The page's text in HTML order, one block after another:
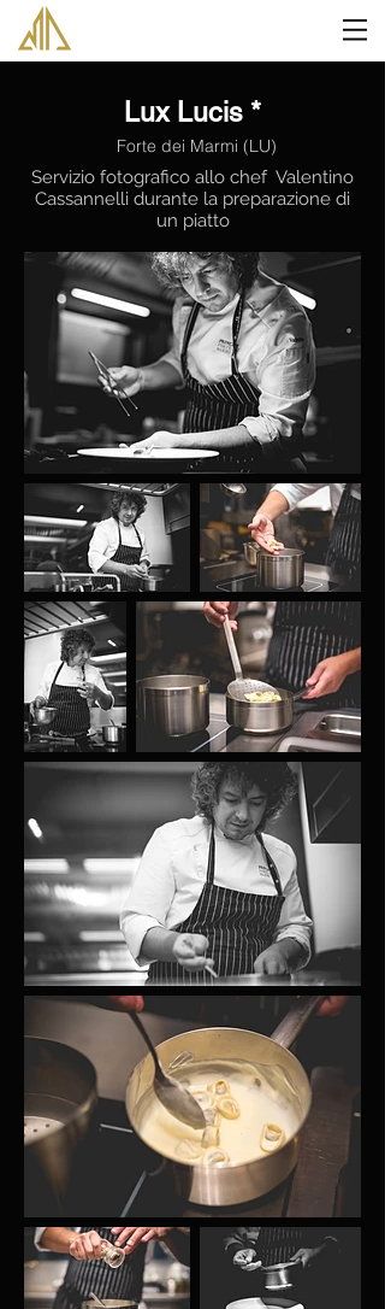
Lux Lucis *
Forte dei Marmi (LU)
Servizio fotografico allo chef Valentino
Cassannelli durante la preparazione di
un piatto